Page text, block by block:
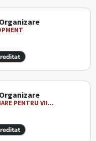
PENTRU VII...